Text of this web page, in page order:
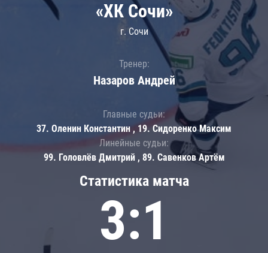
Статистика матча
3:1
«ХК Сочи»
г. Сочи
Тренер:
Назаров Андрей
Главные судьи:
37. Оленин Константин , 19. Сидоренко Максим
Линейные судьи:
99. Головлёв Дмитрий , 89. Савенков Артём